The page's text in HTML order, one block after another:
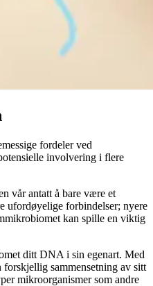
fordeler ved
involvering i flere
vår antatt å bare være et
ufordøyelige forbindelser; nyere
kan spille en viktig
ditt DNA i sin egenart. Med
forskjellig sammensetning av sitt
mikroorganismer som andre